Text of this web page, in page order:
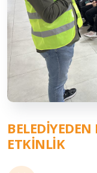
ETKINLIK